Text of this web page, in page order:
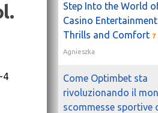
4
Step Into the World
Casino
Thrills and Comfort 7
Agnieszka
Come Optimbet sta
rivoluzionando il
scommesse sportive